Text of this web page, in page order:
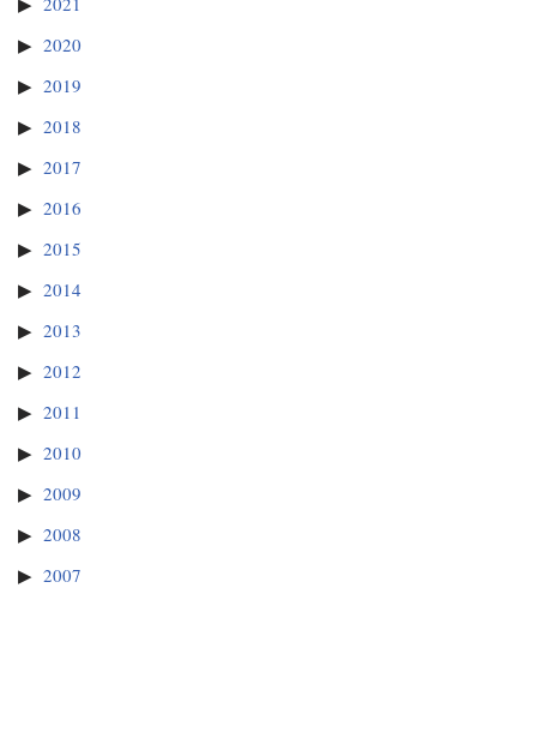
2020
2019
2018
2017
2016
2015
2014
2013
2012
2011
2010
2009
2008
2007